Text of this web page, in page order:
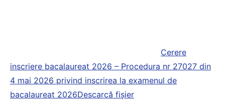
Cerere
inscriere bacalaureat 2026 – Procedura nr 27027 din
4 mai 2026 privind inscrirea la examenul de
bacalaureat 2026Descarcă fișier